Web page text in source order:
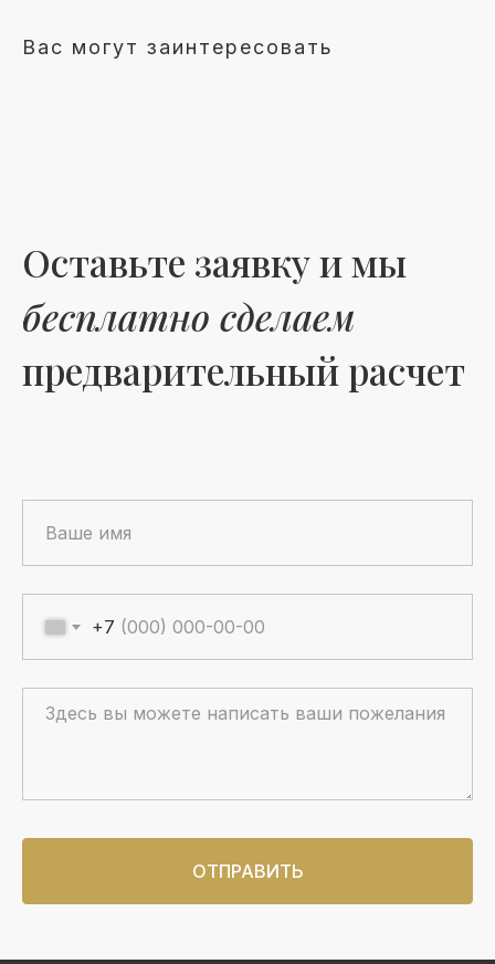
Вас могут заинтересовать
Оставьте заявку и мы
бесплатно сделаем
предварительный расчет
+7
ОТПРАВИТЬ